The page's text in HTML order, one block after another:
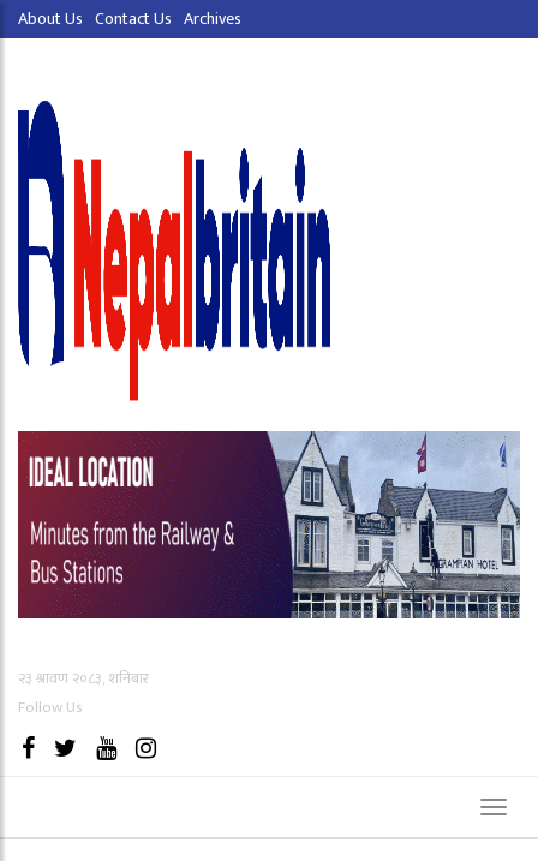
About Us Contact Us Archives
२३ श्रावण २०८३, शनिबार
Follow Us